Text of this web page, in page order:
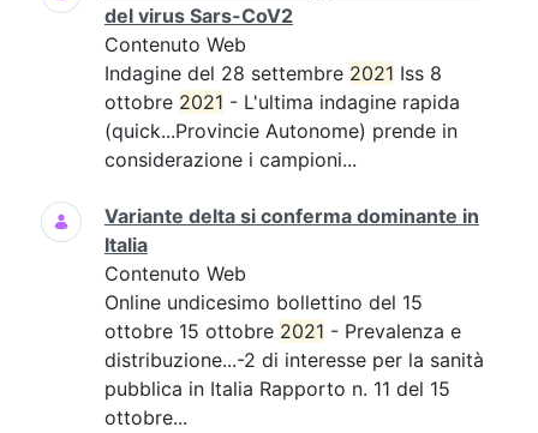
del virus Sars-CoV2
Contenuto Web
Indagine del 28 settembre 2021 Iss 8
ottobre 2021 - L'ultima indagine rapida
(quick...Provincie Autonome) prende in
considerazione i campioni...
Variante delta si conferma dominante in
Italia
Contenuto Web
Online undicesimo bollettino del 15
ottobre 15 ottobre 2021 - Prevalenza e
distribuzione...-2 di interesse per la sanità
pubblica in Italia Rapporto n. 11 del 15
ottobre...